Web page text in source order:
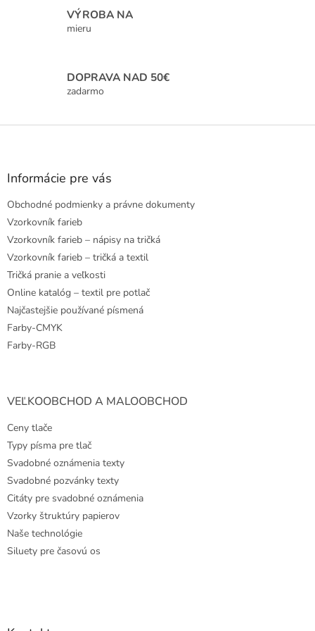
VÝROBA NA
mieru
DOPRAVA NAD 50€
zadarmo
Z
Informácie pre vás
Obchodné podmienky a právne dokumenty
Vzorkovník farieb
Vzorkovník farieb – nápisy na tričká
Vzorkovník farieb – tričká a textil
Tričká pranie a veľkosti
Online katalóg – textil pre potlač
Najčastejšie používané písmená
Farby-CMYK
Farby-RGB
VEĽKOOBCHOD A MALOOBCHOD
Ceny tlače
Typy písma pre tlač
Svadobné oznámenia texty
Svadobné pozvánky texty
Citáty pre svadobné oznámenia
Vzorky štruktúry papierov
Naše technológie
Siluety pre časovú os